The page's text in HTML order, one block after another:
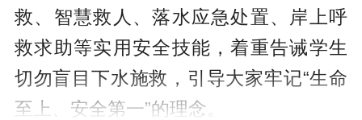
救、智慧救人、落水应急处置、岸上呼
救求助等实用安全技能，着重告诫学生
切勿盲目下水施救，引导大家牢记“生命
至上、安全第一”的理念。